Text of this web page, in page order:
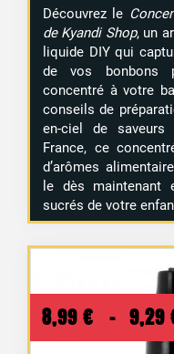
Découvrez le
de Kyandi Shop, un
liquide DIY qui
de vos bonbons
concentré à votre
conseils de
en-ciel de saveurs
France, ce
d’arômes
le dès maintenant
sucrés de votre
8,99 € – 9,29